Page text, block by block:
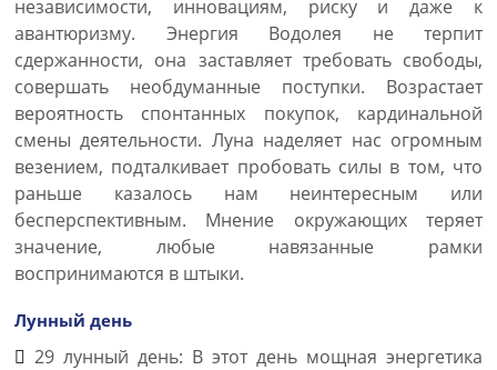
независимости, инновациям, риску и даже к
авантюризму. Энергия Водолея не терпит
сдержанности, она заставляет требовать свободы,
совершать необдуманные поступки. Возрастает
вероятность спонтанных покупок, кардинальной
смены деятельности. Луна наделяет нас огромным
везением, подталкивает пробовать силы в том, что
раньше казалось нам неинтересным или
бесперспективным. Мнение окружающих теряет
значение, любые навязанные рамки
воспринимаются в штыки.
Лунный день
29 лунный день: В этот день мощная энергетика